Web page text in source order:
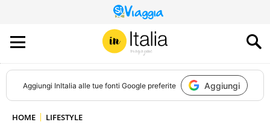
QUESTO
SITO
CONTRIBUISCE
ALL’AUDIENCE
DI
Aggiungi InItalia alle tue fonti Google preferite Aggiungi
HOME LIFESTYLE